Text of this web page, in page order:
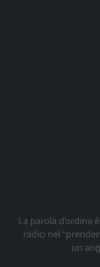
La parola d’ordine
radici nel
un